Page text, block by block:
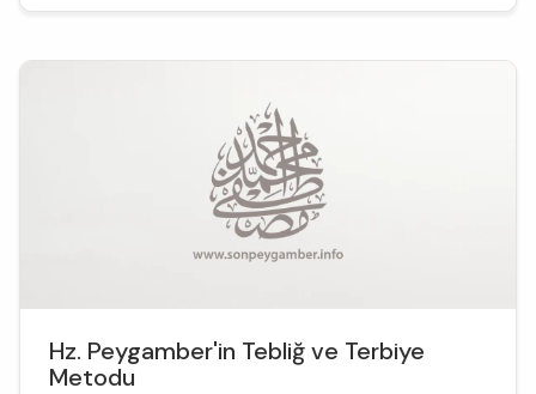
Hz. Peygamber'in Tebliğ ve Terbiye
Metodu